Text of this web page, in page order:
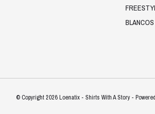
BLANCOS
© Copyright 2026 Loenatix - Shirts With A Story -